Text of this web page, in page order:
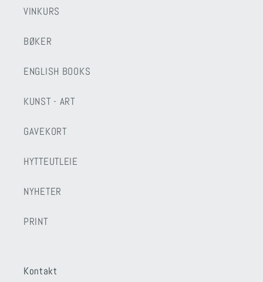
VINKURS
BØKER
ENGLISH BOOKS
KUNST - ART
GAVEKORT
HYTTEUTLEIE
NYHETER
PRINT
Kontakt